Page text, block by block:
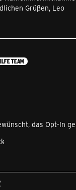
Grüßen, Leo
TEAM
das Opt-In